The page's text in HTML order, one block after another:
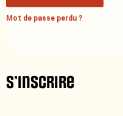
Mot de passe perdu ?
S’inscrire